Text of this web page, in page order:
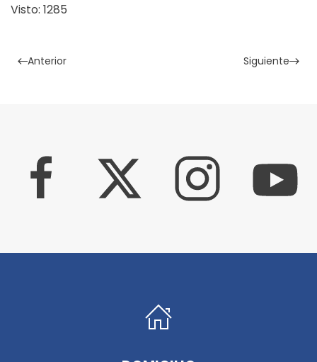
Visto: 1285
Anterior Siguiente